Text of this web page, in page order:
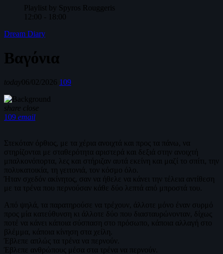
Playlist by Spyros Rouggeris
12:00 - 18:00
Dream Diary
Βαγόνια
today06/02/2026 109
share close
109 email
Στεκόταν όρθιος, με τα χέρια ανοιχτά και προς τα πάνω, να
στηρίζονται με σταθερότητα αριστερά και δεξιά στην ανοιχτή
μπαλκονόπορτα, λες και στήριζαν αυτά εκείνη και μαζί το σπίτι, την
πολυκατοικία, τη γειτονιά, τον κόσμο όλο.
Ήταν σχεδόν ακίνητος, σαν να ήθελε να κάνει την τέλεια αντίθεση
με τα τρένα που περνούσαν κάθε δύο λεπτά από μπροστά του.
Από ψηλά, τα παρατηρούσε να τρέχουν, άλλοτε μόνο έναν συρμό
προς μία κατεύθυνση κι άλλοτε δύο που διασταυρώνονταν, δίχως
ποτέ να κάνει κάποια σύσπαση στο πρόσωπο, κάποια αλλαγή στο
βλέμμα, κάποια κίνηση στα χείλη.
Έβλεπε απλώς τα τρένα να περνούν.
Έβλεπε ανθρώπους μέσα στα τρένα να περνούν.